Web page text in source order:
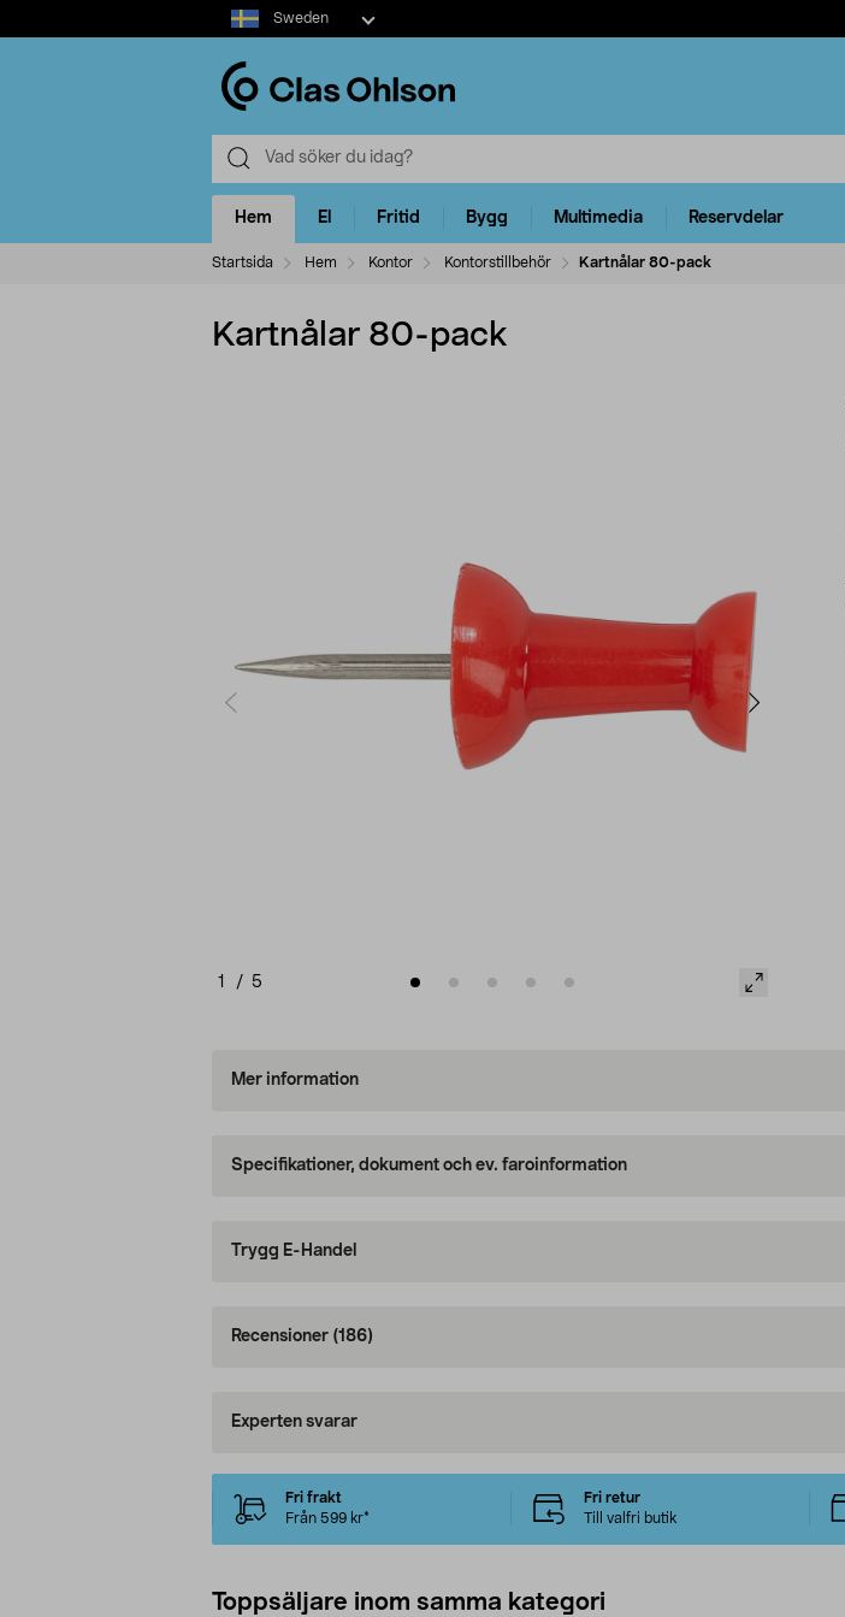
Select
market
Sweden
Hem El Fritid Bygg Multimedia Reservdelar
Startsida Hem Kontor Kontorstillbehör Kartnålar 80-pack
Kartnålar 80-pack
1 / 5
Mer information
Specifikationer, dokument och ev. faroinformation
Trygg E-Handel
Recensioner (186)
Experten svarar
Fri frakt
Från 599 kr*
Fri retur
Till valfri butik
Toppsäljare inom samma kategori